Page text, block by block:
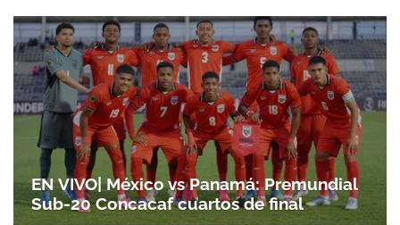
EN VIVO| México vs Panamá: Premundial
Sub-20 Concacaf cuartos de final